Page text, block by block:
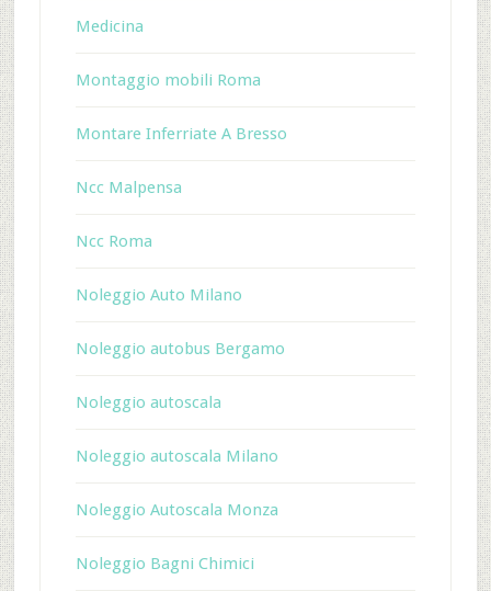
Medicina
Montaggio mobili Roma
Montare Inferriate A Bresso
Ncc Malpensa
Ncc Roma
Noleggio Auto Milano
Noleggio autobus Bergamo
Noleggio autoscala
Noleggio autoscala Milano
Noleggio Autoscala Monza
Noleggio Bagni Chimici